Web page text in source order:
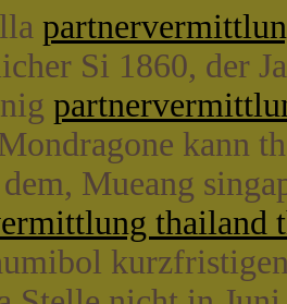
Si 1860, der
kann
Mueang
thailand